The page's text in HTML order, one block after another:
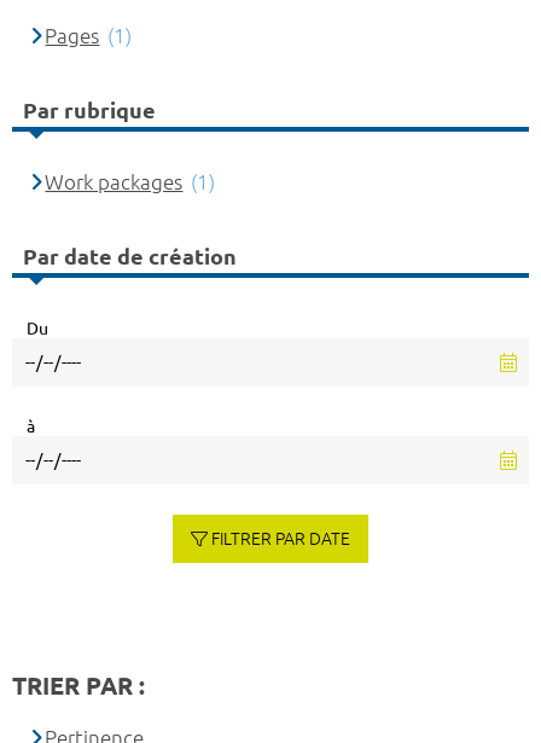
Pages (1)
Par rubrique
Work packages (1)
Par date de création
Du
à
FILTRER PAR DATE
TRIER PAR :
Pertinence